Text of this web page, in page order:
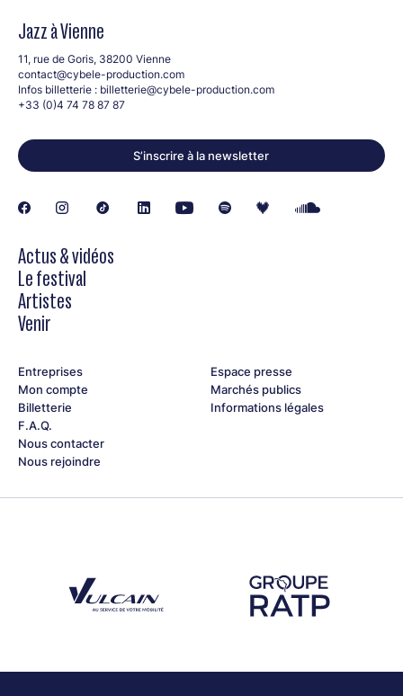
Jazz à Vienne
11, rue de Goris, 38200 Vienne
contact@cybele-production.com
Infos billetterie : billetterie@cybele-production.com
+33 (0)4 74 78 87 87
S’inscrire à la newsletter
Actus & vidéos
Le festival
Artistes
Venir
Entreprises
Mon compte
Billetterie
F.A.Q.
Nous contacter
Nous rejoindre
Espace presse
Marchés publics
Informations légales